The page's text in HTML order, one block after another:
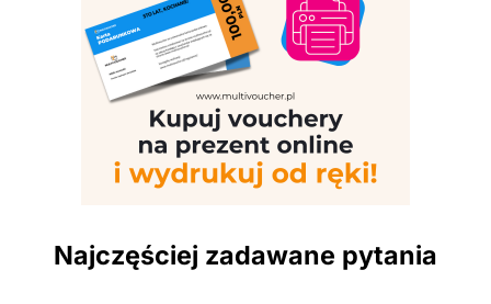
Najczęściej zadawane pytania